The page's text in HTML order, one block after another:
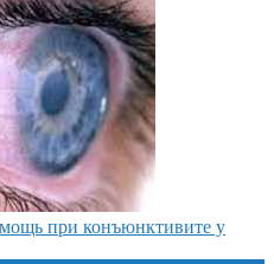
при конъюнктивите у